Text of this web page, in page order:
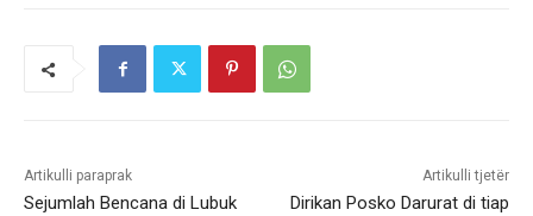
Artikulli paraprak
Sejumlah Bencana di Lubuk
Artikulli tjetër
Dirikan Posko Darurat di tiap